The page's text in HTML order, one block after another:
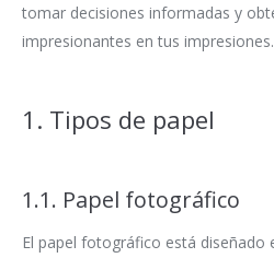
tomar decisiones informadas y
impresionantes en tus impresiones.
1. Tipos de papel
1.1. Papel fotográfico
El papel fotográfico está diseñado